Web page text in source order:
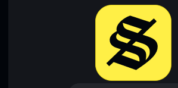
Descargar ahora